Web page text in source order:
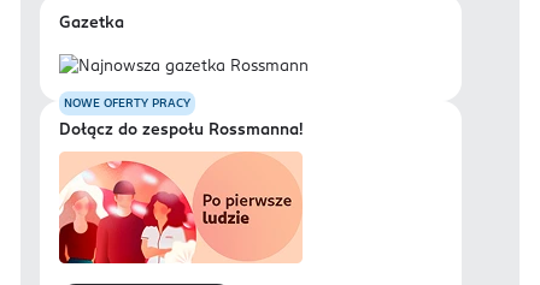
Gazetka
NOWE OFERTY PRACY
Dołącz do zespołu Rossmanna!